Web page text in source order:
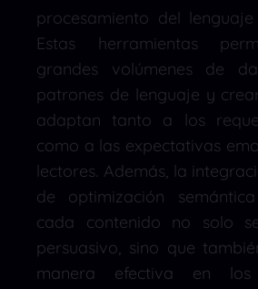
procesamiento del
Estas herramientas
grandes volúmenes de
patrones de lenguaje y
adaptan tanto a los
como a las expectativas
lectores. Además, la
de optimización
cada contenido no solo
persuasivo, sino que
manera efectiva en